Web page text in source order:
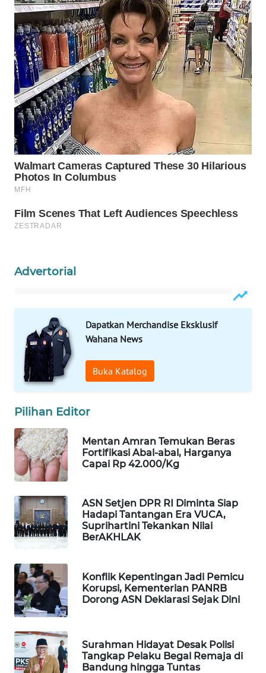
Advertorial
Dapatkan Merchandise Eksklusif
Wahana News
Buka Katalog
Pilihan Editor
Mentan Amran Temukan Beras
Fortifikasi Abal-abal, Harganya
Capai Rp 42.000/Kg
ASN Setjen DPR RI Diminta Siap
Hadapi Tantangan Era VUCA,
Suprihartini Tekankan Nilai
BerAKHLAK
Konflik Kepentingan Jadi Pemicu
Korupsi, Kementerian PANRB
Dorong ASN Deklarasi Sejak Dini
Surahman Hidayat Desak Polisi
Tangkap Pelaku Begal Remaja di
Bandung hingga Tuntas
WN
INDRAMAYU
WN
KUNINGAN
WN
MAJALENGKA
WN
SUBANG
WN
WN
WN
SEMARANG
WN
SOLO
WN
BOROBUDUR
WN
MADURA
WN
SURABAYA
NATUNA
WN
BINTAN
WN
MANDALIKA